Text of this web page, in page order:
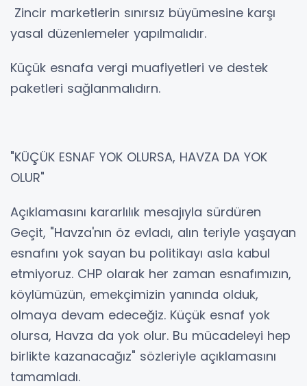
Zincir marketlerin sınırsız büyümesine karşı
yasal düzenlemeler yapılmalıdır.
Küçük esnafa vergi muafiyetleri ve destek
paketleri sağlanmalıdırn.
"KÜÇÜK ESNAF YOK OLURSA, HAVZA DA YOK
OLUR"
Açıklamasını kararlılık mesajıyla sürdüren
Geçit, "Havza'nın öz evladı, alın teriyle yaşayan
esnafını yok sayan bu politikayı asla kabul
etmiyoruz. CHP olarak her zaman esnafımızın,
köylümüzün, emekçimizin yanında olduk,
olmaya devam edeceğiz. Küçük esnaf yok
olursa, Havza da yok olur. Bu mücadeleyi hep
birlikte kazanacağız" sözleriyle açıklamasını
tamamladı.